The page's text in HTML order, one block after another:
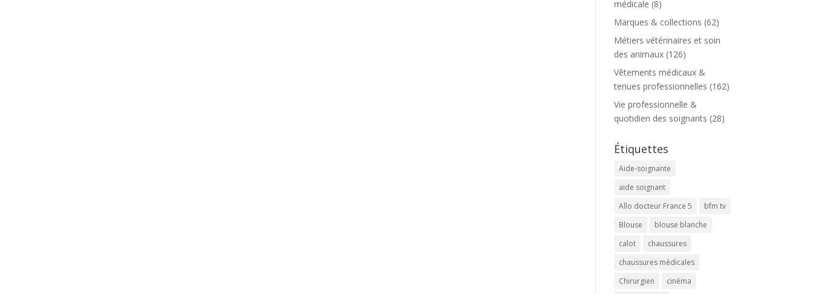
médicale (8)
Marques & collections (62)
Métiers vétérinaires et soin
des animaux (126)
Vêtements médicaux &
tenues professionnelles (162)
Vie professionnelle &
quotidien des soignants (28)
Étiquettes
Aide-soignante
aide soignant
Allo docteur France 5
bfm tv
Blouse
blouse blanche
calot
chaussures
chaussures médicales
Chirurgien
cinéma